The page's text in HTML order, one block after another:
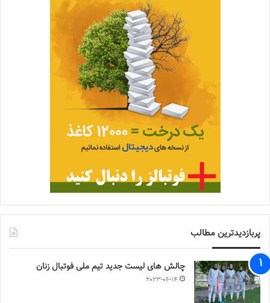
پربازدیدترین مطالب
چالش هاى ليست جدید تيم ملى فوتبال زنان
2023-06-14